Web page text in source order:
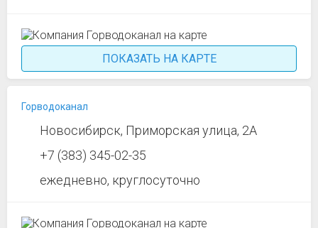
ПОКАЗАТЬ НА КАРТЕ
Горводоканал
Новосибирск, Приморская улица, 2А
+7 (383) 345-02-35
ежедневно, круглосуточно